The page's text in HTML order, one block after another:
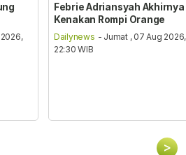
Febrie Adriansyah Akhirnya
Kenakan Rompi Orange
Dailynews - Jumat , 07 Aug 2026,
22:30 WIB
>